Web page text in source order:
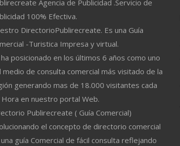
Agencia de Publicidad .Servicio de
100% Efectiva.
DirectorioPublirecreate. Es una Guía
-Turistica Impresa y virtual.
ha posicionado en los últimos 6 años como uno
medio de consulta comercial más visitado de la
generando mas de 18.000 visitantes cada
Hora en nuestro portal Web.
Publirecreate ( Guía Comercial)
el concepto de directorio comercial
guía Comercial de fácil consulta reflejando